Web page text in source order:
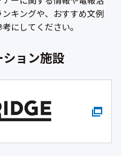
キングや、おすすめ文例
にしてください。
ョン施設